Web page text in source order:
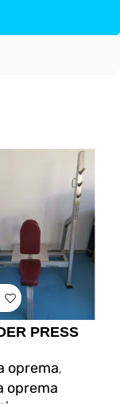
PRESS
oprema,
oprema